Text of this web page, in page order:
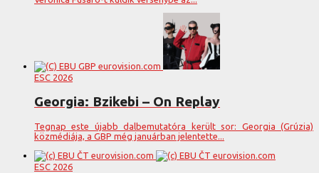
ESC 2026
Georgia: Bzikebi – On Replay
Tegnap este újabb dalbemutatóra került sor: Georgia (Grúzia)
közmédiája, a GBP még januárban jelentette...
ESC 2026